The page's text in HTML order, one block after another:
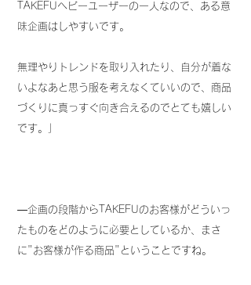
TAKEFUヘビーユーザーの一人なので、ある意
味企画はしやすいです。
無理やりトレンドを取り入れたり、自分が着な
いよなあと思う服を考えなくていいので、商品
づくりに真っすぐ向き合えるのでとても嬉しい
です。」
―企画の段階からTAKEFUのお客様がどういっ
たものをどのように必要としているか、まさ
に"お客様が作る商品"ということですね。